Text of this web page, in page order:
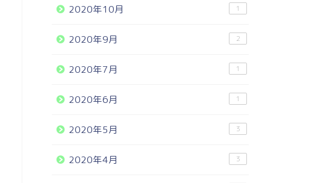
2020年10月 1
2020年9月 2
2020年7月 1
2020年6月 1
2020年5月 3
2020年4月 3